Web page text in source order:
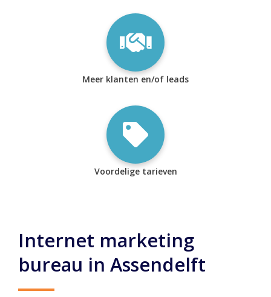
Meer klanten en/of leads
Voordelige tarieven
Internet marketing
bureau in Assendelft